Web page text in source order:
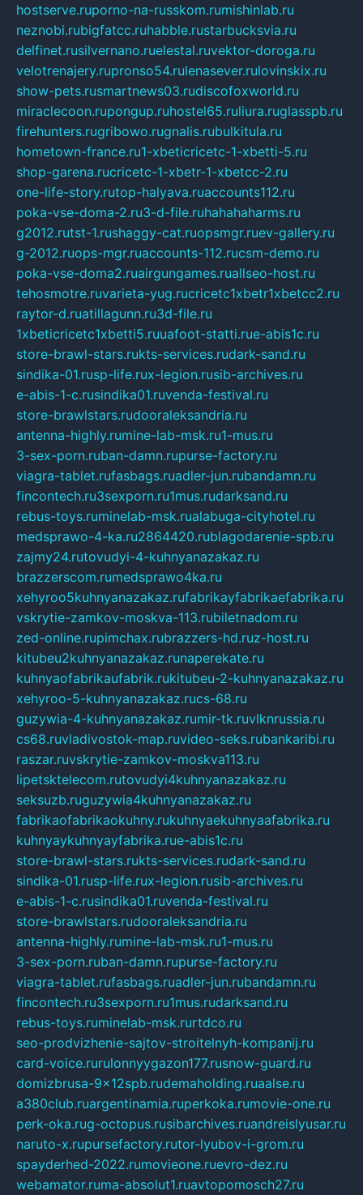
hostserve.ruporno-na-russkom.rumishinlab.ru
neznobi.rubigfatcc.ruhabble.rustarbucksvia.ru
delfinet.rusilvernano.ruelestal.ruvektor-doroga.ru
velotrenajery.rupronso54.rulenasever.rulovinskix.ru
show-pets.rusmartnews03.rudiscofoxworld.ru
miraclecoon.rupongup.ruhostel65.ruliura.ruglasspb.ru
firehunters.rugribowo.rugnalis.rubulkitula.ru
hometown-france.ru1-xbeticricetc-1-xbetti-5.ru
shop-garena.rucricetc-1-xbetr-1-xbetcc-2.ru
one-life-story.rutop-halyava.ruaccounts112.ru
poka-vse-doma-2.ru3-d-file.ruhahahaharms.ru
g2012.rutst-1.rushaggy-cat.ruopsmgr.ruev-gallery.ru
g-2012.ruops-mgr.ruaccounts-112.rucsm-demo.ru
poka-vse-doma2.ruairgungames.ruallseo-host.ru
tehosmotre.ruvarieta-yug.rucricetc1xbetr1xbetcc2.ru
raytor-d.ruatillagunn.ru3d-file.ru
1xbeticricetc1xbetti5.ruuafoot-statti.rue-abis1c.ru
store-brawl-stars.rukts-services.rudark-sand.ru
sindika-01.rusp-life.rux-legion.rusib-archives.ru
e-abis-1-c.rusindika01.ruvenda-festival.ru
store-brawlstars.rudooraleksandria.ru
antenna-highly.rumine-lab-msk.ru1-mus.ru
3-sex-porn.ruban-damn.rupurse-factory.ru
viagra-tablet.rufasbags.ruadler-jun.rubandamn.ru
fincontech.ru3sexporn.ru1mus.rudarksand.ru
rebus-toys.ruminelab-msk.rualabuga-cityhotel.ru
medsprawo-4-ka.ru2864420.rublagodarenie-spb.ru
zajmy24.rutovudyi-4-kuhnyanazakaz.ru
brazzerscom.rumedsprawo4ka.ru
xehyroo5kuhnyanazakaz.rufabrikayfabrikaefabrika.ru
vskrytie-zamkov-moskva-113.rubiletnadom.ru
zed-online.rupimchax.rubrazzers-hd.ruz-host.ru
kitubeu2kuhnyanazakaz.runaperekate.ru
kuhnyaofabrikaufabrik.rukitubeu-2-kuhnyanazakaz.ru
xehyroo-5-kuhnyanazakaz.rucs-68.ru
guzywia-4-kuhnyanazakaz.rumir-tk.ruvlknrussia.ru
cs68.ruvladivostok-map.ruvideo-seks.rubankaribi.ru
raszar.ruvskrytie-zamkov-moskva113.ru
lipetsktelecom.rutovudyi4kuhnyanazakaz.ru
seksuzb.ruguzywia4kuhnyanazakaz.ru
fabrikaofabrikaokuhny.rukuhnyaekuhnyaafabrika.ru
kuhnyaykuhnyayfabrika.rue-abis1c.ru
store-brawl-stars.rukts-services.rudark-sand.ru
sindika-01.rusp-life.rux-legion.rusib-archives.ru
e-abis-1-c.rusindika01.ruvenda-festival.ru
store-brawlstars.rudooraleksandria.ru
antenna-highly.rumine-lab-msk.ru1-mus.ru
3-sex-porn.ruban-damn.rupurse-factory.ru
viagra-tablet.rufasbags.ruadler-jun.rubandamn.ru
fincontech.ru3sexporn.ru1mus.rudarksand.ru
rebus-toys.ruminelab-msk.rurtdco.ru
seo-prodvizhenie-sajtov-stroitelnyh-kompanij.ru
card-voice.rurulonnyygazon177.rusnow-guard.ru
domizbrusa-9x12spb.rudemaholding.ruaalse.ru
a380club.ruargentinamia.ruperkoka.rumovie-one.ru
perk-oka.rug-octopus.rusibarchives.ruandreislyusar.ru
naruto-x.rupursefactory.rutor-lyubov-i-grom.ru
spayderhed-2022.rumovieone.ruevro-dez.ru
webamator.ruma-absolut1.ruavtopomosch27.ru